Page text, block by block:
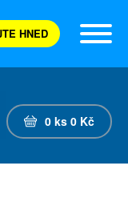
HNED
0 ks 0 Kč